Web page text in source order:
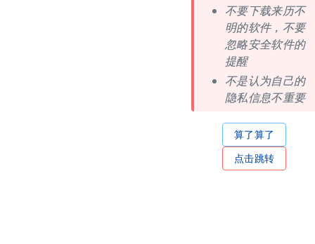
不要下载来历不
明的软件，不要
忽略安全软件的
提醒
不是认为自己的
隐私信息不重要
算了算了
点击跳转